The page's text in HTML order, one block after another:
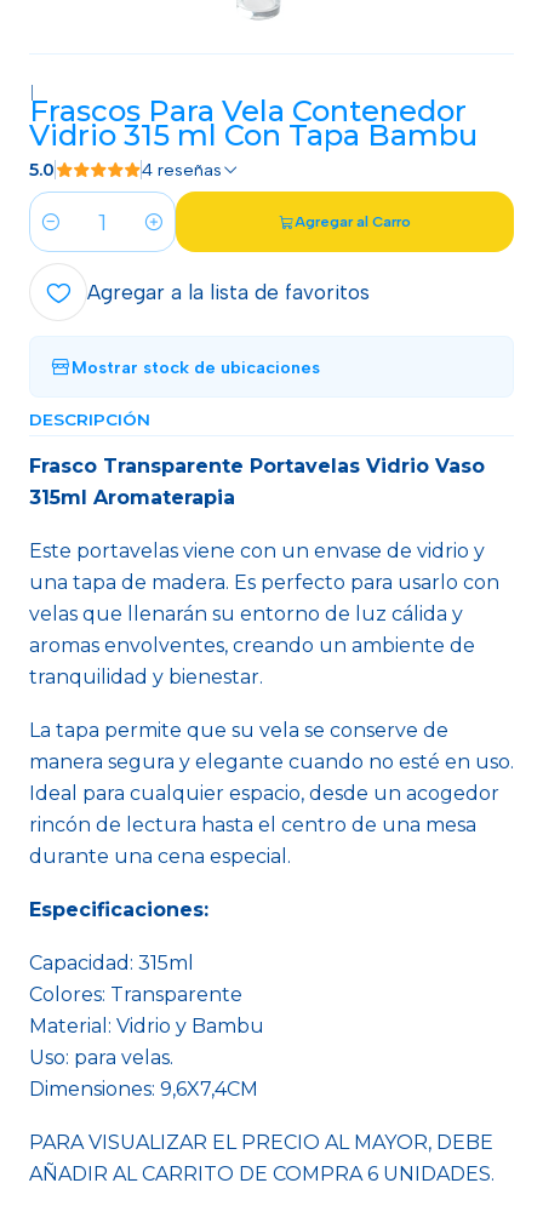
|
Frascos Para Vela Contenedor
Vidrio 315 ml Con Tapa Bambu
5.0 4 reseñas
Cantidad
Agregar al Carro
Agregar a la lista de favoritos
Mostrar stock de ubicaciones
DESCRIPCIÓN
Frasco Transparente Portavelas Vidrio Vaso
315ml Aromaterapia
Este portavelas viene con un envase de vidrio y
una tapa de madera. Es perfecto para usarlo con
velas que llenarán su entorno de luz cálida y
aromas envolventes, creando un ambiente de
tranquilidad y bienestar.
La tapa permite que su vela se conserve de
manera segura y elegante cuando no esté en uso.
Ideal para cualquier espacio, desde un acogedor
rincón de lectura hasta el centro de una mesa
durante una cena especial.
Especificaciones:
Capacidad: 315ml
Colores: Transparente
Material: Vidrio y Bambu
Uso: para velas.
Dimensiones: 9,6X7,4CM
PARA VISUALIZAR EL PRECIO AL MAYOR, DEBE
AÑADIR AL CARRITO DE COMPRA 6 UNIDADES.